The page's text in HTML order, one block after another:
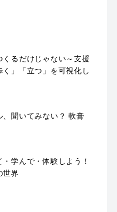
るだけじゃない～支援
」「立つ」を可視化し
、聞いてみない？ 軟膏
学んで・体験しよう！
世界